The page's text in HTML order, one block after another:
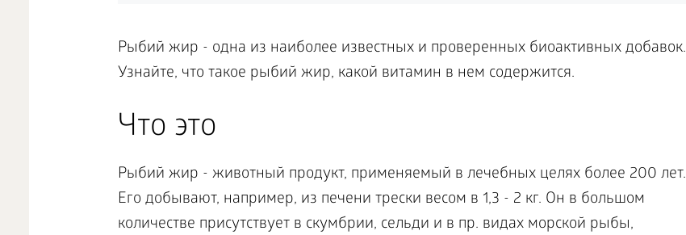
Рыбий жир - одна из наиболее известных и проверенных биоактивных добавок.
Узнайте, что такое рыбий жир, какой витамин в нем содержится.
Что это
Рыбий жир - животный продукт, применяемый в лечебных целях более 200 лет.
Его добывают, например, из печени трески весом в 1,3 - 2 кг. Он в большом
количестве присутствует в скумбрии, сельди и в пр. видах морской рыбы,